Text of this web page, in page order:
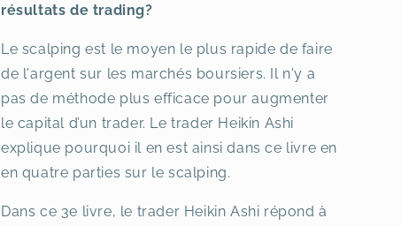
résultats de trading?
Le scalping est le moyen le plus rapide de faire
de l'argent sur les marchés boursiers. Il n'y a
pas de méthode plus efficace pour augmenter
le capital d’un trader. Le trader Heikin Ashi
explique pourquoi il en est ainsi dans ce livre en
en quatre parties sur le scalping.
Dans ce 3e livre, le trader Heikin Ashi répond à